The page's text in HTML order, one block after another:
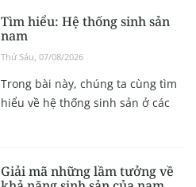
Tìm hiểu: Hệ thống sinh sản
nam
Thứ Sáu, 07/08/2026
Trong bài này, chúng ta cùng tìm
hiểu về hệ thống sinh sản ở các
Giải mã những lầm tưởng về